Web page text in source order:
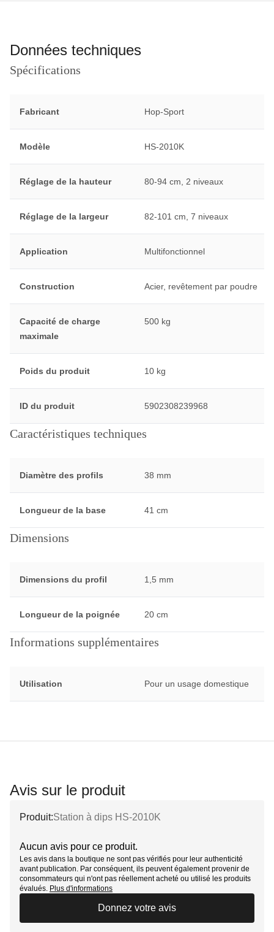
Données techniques
Spécifications
Fabricant Hop-Sport
Modèle HS-2010K
Réglage de la hauteur 80-94 cm, 2 niveaux
Réglage de la largeur 82-101 cm, 7 niveaux
Application Multifonctionnel
Construction Acier, revêtement par poudre
Capacité de charge
maximale
500 kg
Poids du produit 10 kg
ID du produit 5902308239968
Caractéristiques techniques
Diamètre des profils 38 mm
Longueur de la base 41 cm
Dimensions
Dimensions du profil 1,5 mm
Longueur de la poignée 20 cm
Informations supplémentaires
Utilisation Pour un usage domestique
Avis sur le produit
Produit:Station à dips HS-2010K
Aucun avis pour ce produit.
Les avis dans la boutique ne sont pas vérifiés pour leur authenticité
avant publication. Par conséquent, ils peuvent également provenir de
consommateurs qui n'ont pas réellement acheté ou utilisé les produits
évalués. Plus d'informations
Donnez votre avis